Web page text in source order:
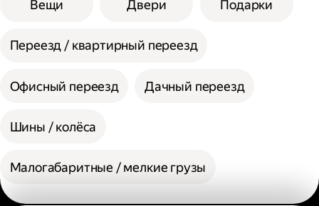
Вещи Двери Подарки
Переезд / квартирный переезд
Офисный переезд Дачный переезд
Шины / колёса
Малогабаритные / мелкие грузы